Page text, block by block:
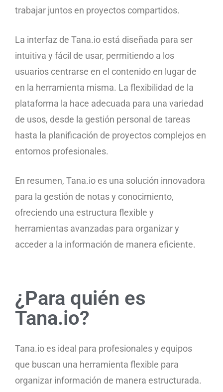
trabajar juntos en proyectos compartidos.
La interfaz de Tana.io está diseñada para ser
intuitiva y fácil de usar, permitiendo a los
usuarios centrarse en el contenido en lugar de
en la herramienta misma. La flexibilidad de la
plataforma la hace adecuada para una variedad
de usos, desde la gestión personal de tareas
hasta la planificación de proyectos complejos en
entornos profesionales.
En resumen, Tana.io es una solución innovadora
para la gestión de notas y conocimiento,
ofreciendo una estructura flexible y
herramientas avanzadas para organizar y
acceder a la información de manera eficiente.
¿Para quién es
Tana.io?
Tana.io es ideal para profesionales y equipos
que buscan una herramienta flexible para
organizar información de manera estructurada.